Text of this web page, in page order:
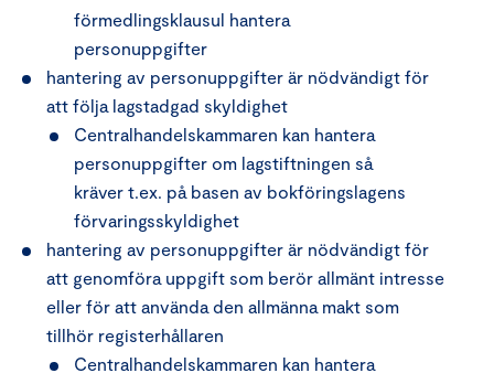
förmedlingsklausul hantera
personuppgifter
hantering av personuppgifter är nödvändigt för
att följa lagstadgad skyldighet
Centralhandelskammaren kan hantera
personuppgifter om lagstiftningen så
kräver t.ex. på basen av bokföringslagens
förvaringsskyldighet
hantering av personuppgifter är nödvändigt för
att genomföra uppgift som berör allmänt intresse
eller för att använda den allmänna makt som
tillhör registerhållaren
Centralhandelskammaren kan hantera